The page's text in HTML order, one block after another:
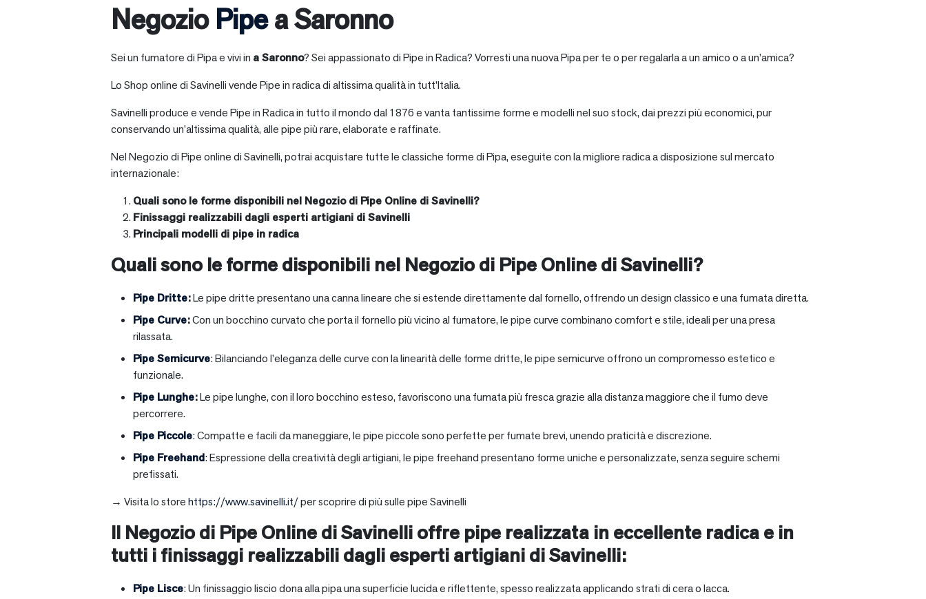
Negozio Pipea Saronno
Sei un fumatore di Pipa e vivi in aSaronno? Sei appassionato di Pipe in Radica? Vorresti una nuova Pipa per te o per regalarla a un amico o a un’amica?
Lo Shop online di Savinelli vende Pipe in radica di altissima qualità in tutt’Italia.
Savinelli produce e vende Pipe in Radica in tutto il mondo dal 1876 e vanta tantissime forme e modelli nel suo stock, dai prezzi più economici, pur
conservando un’altissima qualità, alle pipe più rare, elaborate e raffinate.
Nel Negozio di Pipe online di Savinelli, potrai acquistare tutte le classiche forme di Pipa, eseguite con la migliore radica a disposizione sul mercato
internazionale:
Quali sono le forme disponibili nel Negozio di Pipe Online di Savinelli?
Finissaggi realizzabili dagli esperti artigiani di Savinelli
Principali modelli di pipe in radica
Quali sono le forme disponibili nel Negozio di Pipe Online di Savinelli?
Pipe Dritte:Le pipe dritte presentano una canna lineare che si estende direttamente dal fornello, offrendo un design classico e una fumata diretta.
Pipe Curve:Con un bocchino curvato che porta il fornello più vicino al fumatore, le pipe curve combinano comfort e stile, ideali per una presa
rilassata.
Pipe Semicurve: Bilanciando l’eleganza delle curve con la linearità delle forme dritte, le pipe semicurve offrono un compromesso estetico e
funzionale.
Pipe Lunghe:Le pipe lunghe, con il loro bocchino esteso, favoriscono una fumata più fresca grazie alla distanza maggiore che il fumo deve
percorrere.
Pipe Piccole: Compatte e facili da maneggiare, le pipe piccole sono perfette per fumate brevi, unendo praticità e discrezione.
Pipe Freehand: Espressione della creatività degli artigiani, le pipe freehand presentano forme uniche e personalizzate, senza seguire schemi
prefissati.
→ Visita lo storehttps://www.savinelli.it/per scoprire di più sulle pipe Savinelli
Il Negozio di Pipe Online di Savinelli offre pipe realizzata in eccellente radica e in
tutti i finissaggi realizzabili dagli esperti artigiani di Savinelli:
Pipe Lisce: Un finissaggio liscio dona alla pipa una superficie lucida e riflettente, spesso realizzata applicando strati di cera o lacca.